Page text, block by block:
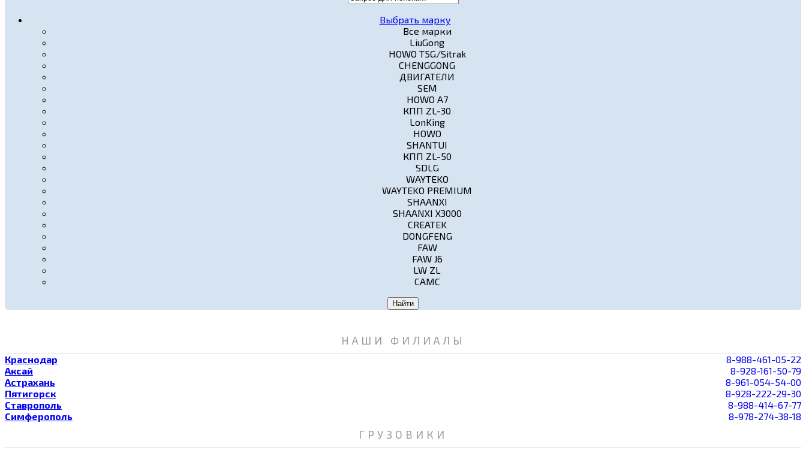
Выбрать марку
Все марки
LiuGong
HOWO T5G/Sitrak
CHENGGONG
ДВИГАТЕЛИ
SEM
HOWO A7
КПП ZL-30
LonKing
HOWO
SHANTUI
КПП ZL-50
SDLG
WAYTEKO
WAYTEKO PREMIUM
SHAANXI
SHAANXI X3000
CREATEK
DONGFENG
FAW
FAW J6
LW ZL
CAMC
Найти
НАШИ ФИЛИАЛЫ
Краснодар
8-988-461-05-22
Аксай
8-928-161-50-79
Астрахань
8-961-054-54-00
Пятигорск
8-928-222-29-30
Ставрополь
8-988-414-67-77
Симферополь
8-978-274-38-18
ГРУЗОВИКИ